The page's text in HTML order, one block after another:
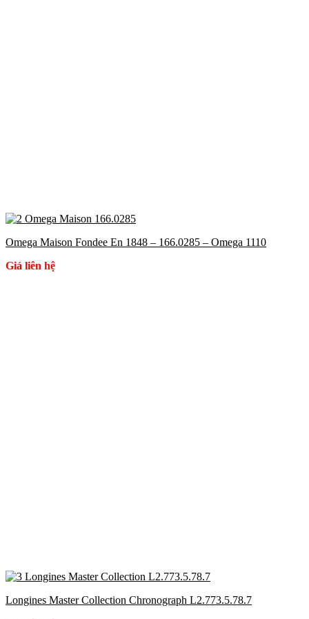
Omega Maison Fondee En 1848 – 166.0285 – Omega 1110
Giá liên hệ
Longines Master Collection Chronograph L2.773.5.78.7